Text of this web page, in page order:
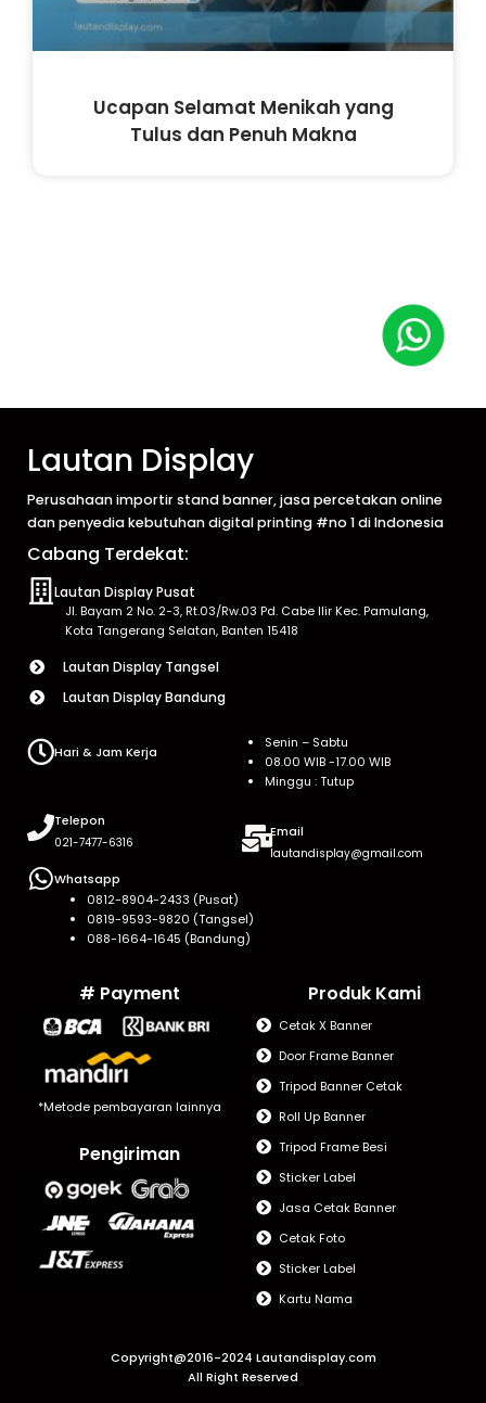
Ucapan Selamat Menikah yang
Tulus dan Penuh Makna
Lautan Display
Perusahaan importir stand banner, jasa percetakan online
dan penyedia kebutuhan digital printing #no 1 di Indonesia
Cabang Terdekat:
Lautan Display Pusat
Jl. Bayam 2 No. 2-3, Rt.03/Rw.03 Pd. Cabe Ilir Kec. Pamulang,
Kota Tangerang Selatan, Banten 15418
Lautan Display Tangsel
Lautan Display Bandung
Hari & Jam Kerja
Senin – Sabtu
08.00 WIB -17.00 WIB
Minggu : Tutup
Telepon
021-7477-6316
Email
lautandisplay@gmail.com
Whatsapp
0812-8904-2433 (Pusat)
0819-9593-9820 (Tangsel)
088-1664-1645 (Bandung)
# Payment
*Metode pembayaran lainnya
Pengiriman
Produk Kami
Cetak X Banner
Door Frame Banner
Tripod Banner Cetak
Roll Up Banner
Tripod Frame Besi
Sticker Label
Jasa Cetak Banner
Cetak Foto
Sticker Label
Kartu Nama
Copyright@2016-2024 Lautandisplay.com
All Right Reserved